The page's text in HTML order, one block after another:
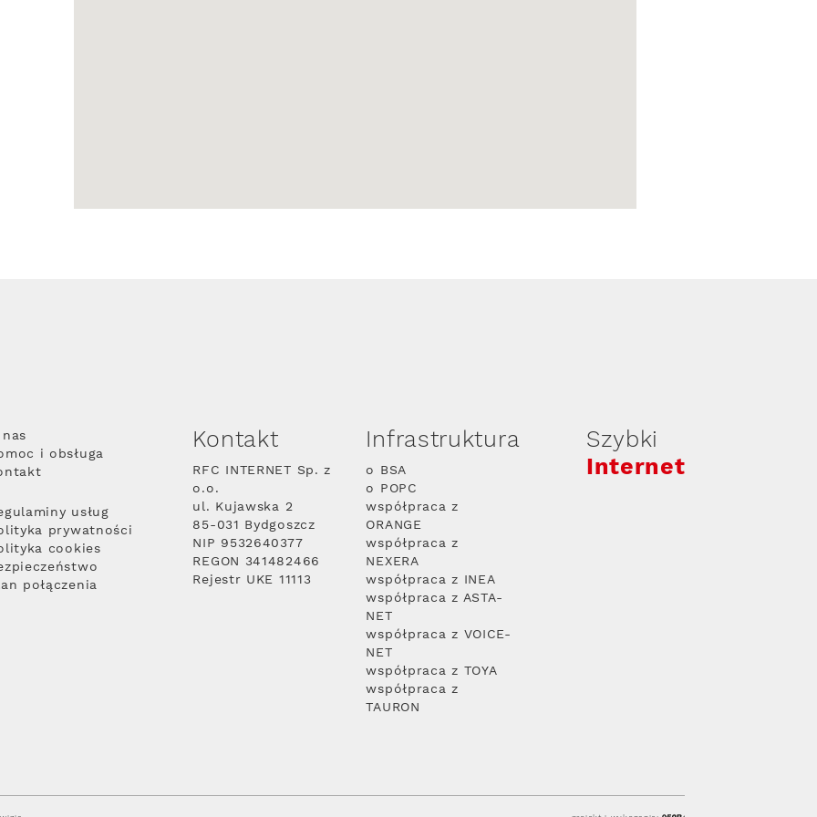
i obsługa
usług
prywatności
cookies
połączenia
Kontakt
RFC INTERNET Sp. z
o.o.
ul. Kujawska 2
85-031 Bydgoszcz
NIP 9532640377
REGON 341482466
Rejestr UKE 11113
Infrastruktura
o BSA
o POPC
współpraca z
ORANGE
współpraca z
NEXERA
współpraca z INEA
współpraca z ASTA-
NET
współpraca z VOICE-
NET
współpraca z TOYA
współpraca z
TAURON
Szybki
Internet